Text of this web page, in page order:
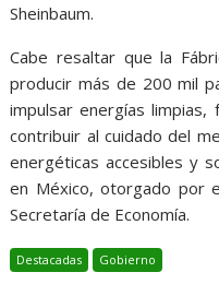
Sheinbaum.
Cabe resaltar que la
producir más de 200 mil
impulsar energías
contribuir al cuidado del
energéticas accesibles y
en México, otorgado por
Secretaría de Economía.
Destacadas Gobierno